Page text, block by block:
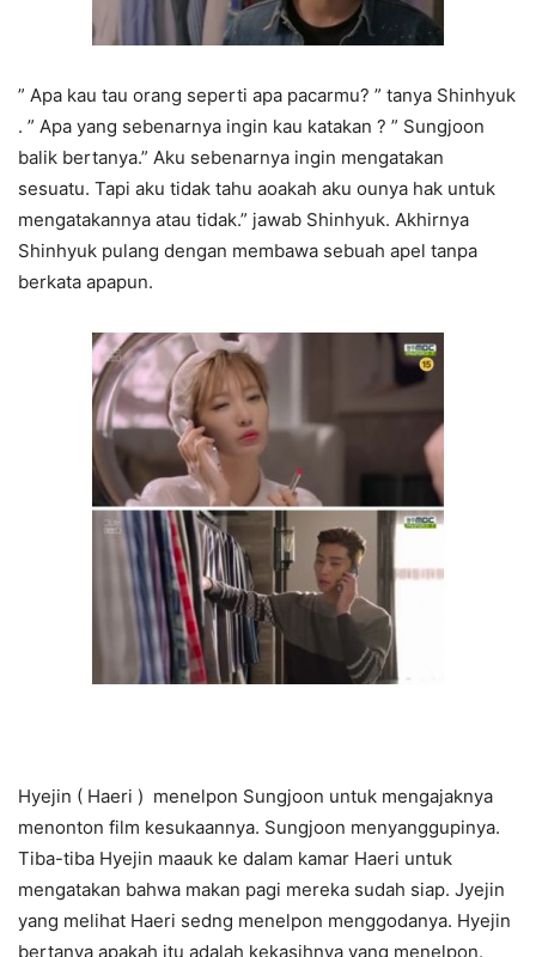
” Apa kau tau orang seperti apa pacarmu? ” tanya Shinhyuk
. ” Apa yang sebenarnya ingin kau katakan ? ” Sungjoon
balik bertanya.” Aku sebenarnya ingin mengatakan
sesuatu. Tapi aku tidak tahu aoakah aku ounya hak untuk
mengatakannya atau tidak.” jawab Shinhyuk. Akhirnya
Shinhyuk pulang dengan membawa sebuah apel tanpa
berkata apapun.
Hyejin ( Haeri ) menelpon Sungjoon untuk mengajaknya
menonton film kesukaannya. Sungjoon menyanggupinya.
Tiba-tiba Hyejin maauk ke dalam kamar Haeri untuk
mengatakan bahwa makan pagi mereka sudah siap. Jyejin
yang melihat Haeri sedng menelpon menggodanya. Hyejin
bertanya apakah itu adalah kekasihnya yang menelpon.